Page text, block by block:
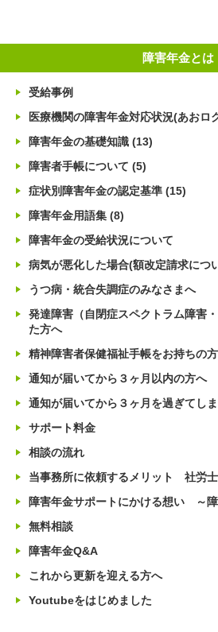
障害年金とは
受給事例
医療機関の障害年金対応状況(あおロ
障害年金の基礎知識 (13)
障害者手帳について (5)
症状別障害年金の認定基準 (15)
障害年金用語集 (8)
障害年金の受給状況について
病気が悪化した場合(額改定請求につ
うつ病・統合失調症のみなさまへ
発達障害（自閉症スペクトラム障害
た方へ
精神障害者保健福祉手帳をお持ちの
通知が届いてから３ヶ月以内の方へ
通知が届いてから３ヶ月を過ぎてし
サポート料金
相談の流れ
当事務所に依頼するメリット 社労士
障害年金サポートにかける想い ～
無料相談
障害年金Q&A
これから更新を迎える方へ
Youtubeをはじめました